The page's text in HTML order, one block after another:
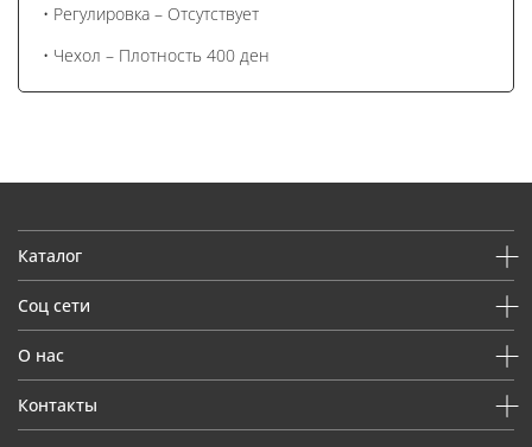
• Регулировка – Отсутствует
• Чехол – Плотность 400 ден
Каталог
Соц сети
О нас
Контакты